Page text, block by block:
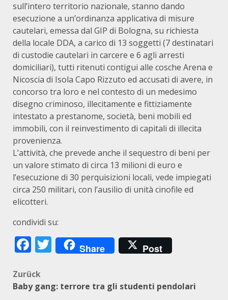
sull’intero territorio nazionale, stanno dando
esecuzione a un’ordinanza applicativa di misure
cautelari, emessa dal GIP di Bologna, su richiesta
della locale DDA, a carico di 13 soggetti (7 destinatari
di custodie cautelari in carcere e 6 agli arresti
domiciliari), tutti ritenuti contigui alle cosche Arena e
Nicoscia di Isola Capo Rizzuto ed accusati di avere, in
concorso tra loro e nel contesto di un medesimo
disegno criminoso, illecitamente e fittiziamente
intestato a prestanome, società, beni mobili ed
immobili, con il reinvestimento di capitali di illecita
provenienza.
L’attività, che prevede anche il sequestro di beni per
un valore stimato di circa 13 milioni di euro e
l’esecuzione di 30 perquisizioni locali, vede impiegati
circa 250 militari, con l’ausilio di unità cinofile ed
elicotteri.
condividi su:
Facebook
Twitter
Share Post
Beitragsnavigation
Zurück
Baby gang: terrore tra gli studenti pendolari